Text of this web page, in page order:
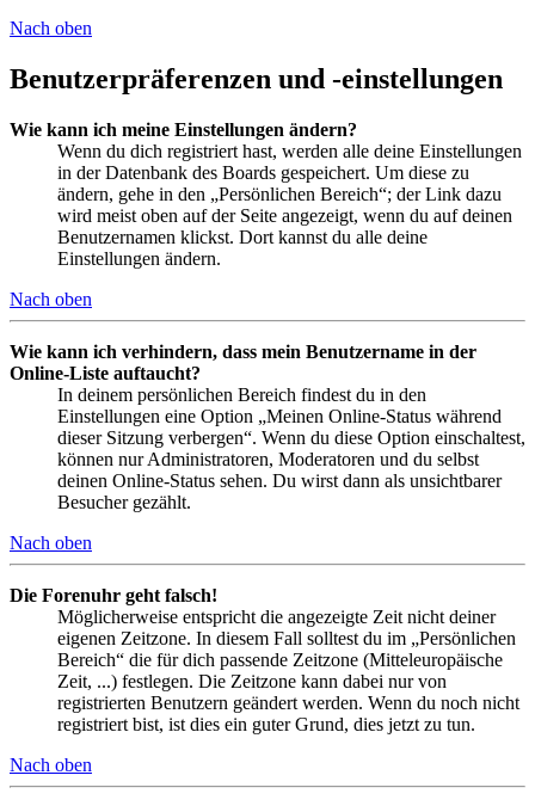
Nach oben
Benutzerpräferenzen und -einstellungen
Wie kann ich meine Einstellungen ändern?
Wenn du dich registriert hast, werden alle deine Einstellungen
in der Datenbank des Boards gespeichert. Um diese zu
ändern, gehe in den „Persönlichen Bereich“; der Link dazu
wird meist oben auf der Seite angezeigt, wenn du auf deinen
Benutzernamen klickst. Dort kannst du alle deine
Einstellungen ändern.
Nach oben
Wie kann ich verhindern, dass mein Benutzername in der
Online-Liste auftaucht?
In deinem persönlichen Bereich findest du in den
Einstellungen eine Option „Meinen Online-Status während
dieser Sitzung verbergen“. Wenn du diese Option einschaltest,
können nur Administratoren, Moderatoren und du selbst
deinen Online-Status sehen. Du wirst dann als unsichtbarer
Besucher gezählt.
Nach oben
Die Forenuhr geht falsch!
Möglicherweise entspricht die angezeigte Zeit nicht deiner
eigenen Zeitzone. In diesem Fall solltest du im „Persönlichen
Bereich“ die für dich passende Zeitzone (Mitteleuropäische
Zeit, ...) festlegen. Die Zeitzone kann dabei nur von
registrierten Benutzern geändert werden. Wenn du noch nicht
registriert bist, ist dies ein guter Grund, dies jetzt zu tun.
Nach oben